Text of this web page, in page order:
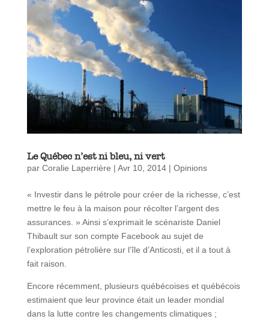
Le Québec n’est ni bleu, ni vert
par Coralie Laperrière | Avr 10, 2014| Opinions
« Investir dans le pétrole pour créer de la richesse, c’est
mettre le feu à la maison pour récolter l’argent des
assurances. » Ainsi s’exprimait le scénariste Daniel
Thibault sur son compte Facebook au sujet de
l’exploration pétrolière sur l’île d’Anticosti, et il a tout à
fait raison.
Encore récemment, plusieurs québécoises et québécois
estimaient que leur province était un leader mondial
dans la lutte contre les changements climatiques ;